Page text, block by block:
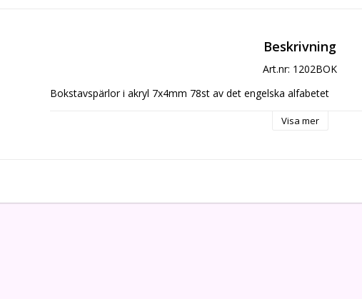
Beskrivning
Art.nr: 1202BOK
Bokstavspärlor i akryl 7x4mm 78st av det engelska alfabetet
Visa mer